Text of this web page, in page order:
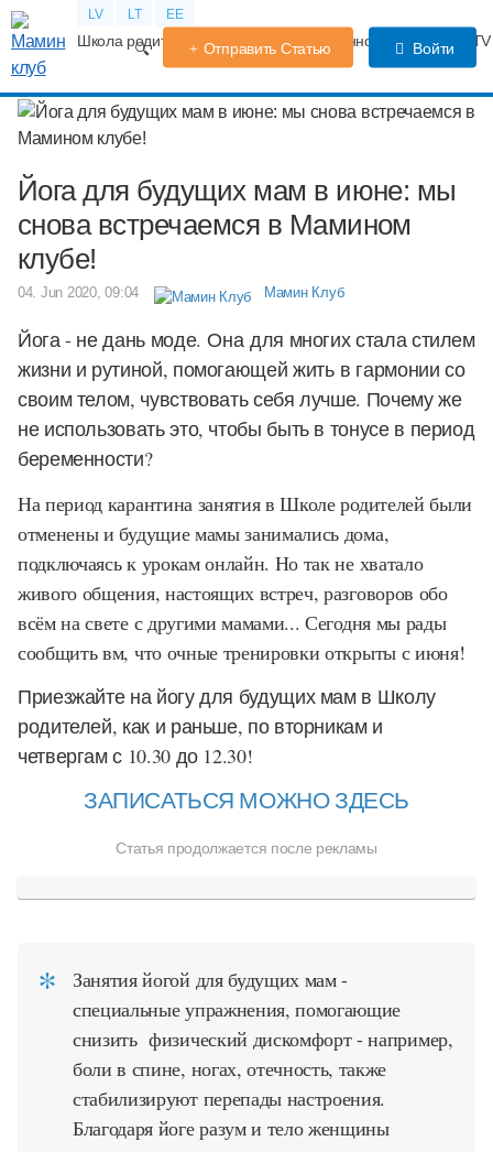
LV LT EE
Школа родителей Календарь беременности Форум
Отправить Статью Войти
Йога для будущих мам в июне: мы
снова встречаемся в Мамином
клубе!
04. Jun 2020, 09:04 Мамин Клуб
Йога - не дань моде. Она для многих стала стилем
жизни и рутиной, помогающей жить в гармонии со
своим телом, чувствовать себя лучше. Почему же
не использовать это, чтобы быть в тонусе в период
беременности?
На период карантина занятия в Школе родителей были
отменены и будущие мамы занимались дома,
подключаясь к урокам онлайн. Но так не хватало
живого общения, настоящих встреч, разговоров обо
всём на свете с другими мамами... Сегодня мы рады
сообщить вм, что очные тренировки открыты с июня!
Приезжайте на йогу для будущих мам в Школу
родителей, как и раньше, по вторникам и
четвергам с 10.30 до 12.30!
ЗАПИСАТЬСЯ МОЖНО ЗДЕСЬ
Статья продолжается после рекламы
Занятия йогой для будущих мам -
специальные упражнения, помогающие
снизить физический дискомфорт - например,
боли в спине, ногах, отечность, также
стабилизируют перепады настроения.
Благодаря йоге разум и тело женщины